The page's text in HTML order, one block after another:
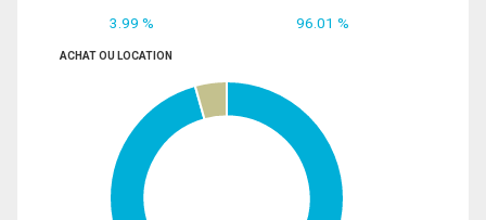
3.99 % 96.01 %
ACHAT OU LOCATION